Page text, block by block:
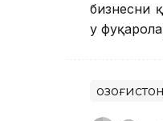
бизнесни
у